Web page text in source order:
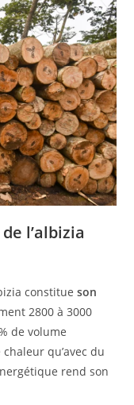
l’albizia
constitueson
2800 à 3000
de volume
qu’avec du
rend son